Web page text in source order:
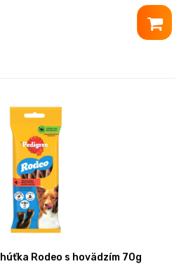
Rodeo s hovädzím 70g